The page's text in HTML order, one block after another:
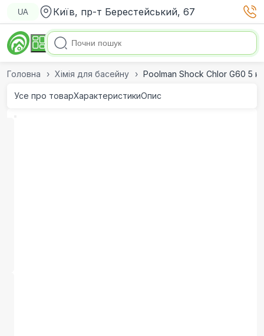
UA Київ, пр-т Берестейський, 67
Головна Хімія для басейну Poolman Shock Chlor G60 5
Усе про товарХарактеристикиОпис